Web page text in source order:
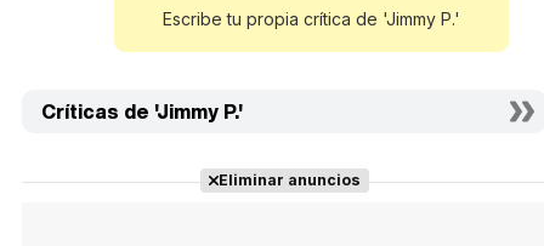
Escribe tu propia crítica de 'Jimmy P.'
Críticas de 'Jimmy P.'
Eliminar anuncios